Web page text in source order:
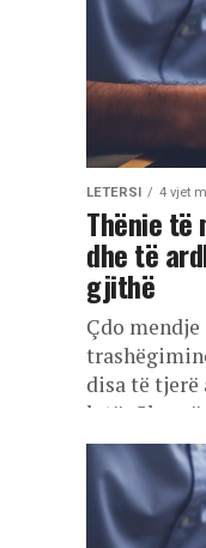
LETERSI 4 vjet
Thënie të
dhe të
gjithë
Çdo
disa të tjerë
letër.Shumë...